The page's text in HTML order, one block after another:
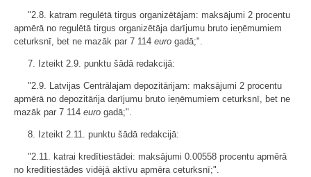
"2.8. katram regulētā tirgus organizētājam: maksājumi 2 procentu
apmērā no regulētā tirgus organizētāja darījumu bruto ieņēmumiem
ceturksnī, bet ne mazāk par 7 114 euro gadā;".
7. Izteikt 2.9. punktu šādā redakcijā:
"2.9. Latvijas Centrālajam depozitārijam: maksājumi 2 procentu
apmērā no depozitārija darījumu bruto ieņēmumiem ceturksnī, bet ne
mazāk par 7 114 euro gadā;".
8. Izteikt 2.11. punktu šādā redakcijā:
"2.11. katrai kredītiestādei: maksājumi 0.00558 procentu apmērā
no kredītiestādes vidējā aktīvu apmēra ceturksnī;".